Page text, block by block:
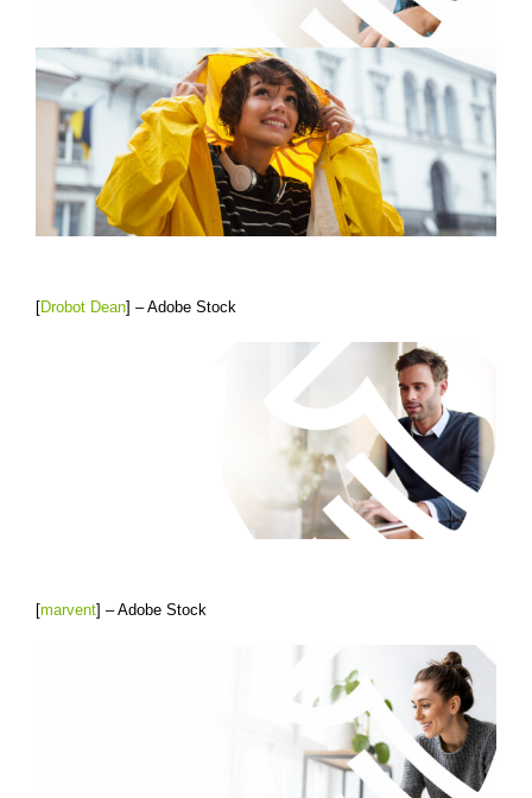
[Drobot Dean] – Adobe Stock
[marvent] – Adobe Stock